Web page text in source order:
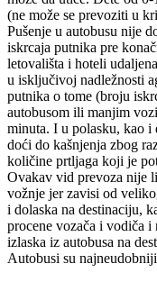
(ne može se prevoziti u
Pušenje u autobusu nije
iskrcaja putnika pre
letovališta i hoteli
u isključivoj nadležnosti
putnika o tome (broju
autobusom ili manjim
minuta. I u polasku, kao i
doći do kašnjenja zbog
količine prtljaga koji je
Ovakav vid prevoza nije
vožnje jer zavisi od
i dolaska na destinaciju,
procene vozača i vodiča
izlaska iz autobusa na
Autobusi su